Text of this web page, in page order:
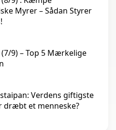
Myrer – Sådan Styrer
9) – Top 5 Mærkelige
Verdens giftigste
dræbt et menneske?